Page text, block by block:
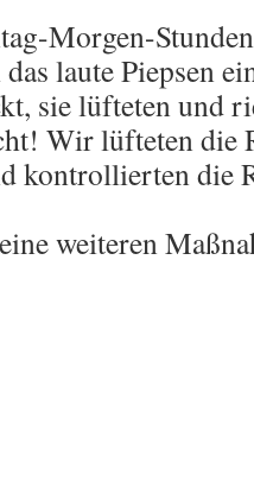
Morgen-
laute Piepsen
sie lüfteten und
Wir lüfteten die
kontrollierten die
weiteren